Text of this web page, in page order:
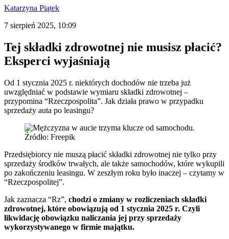
Katarzyna Piątek
7 sierpień 2025, 10:09
Tej składki zdrowotnej nie musisz płacić?
Eksperci wyjaśniają
Od 1 stycznia 2025 r. niektórych dochodów nie trzeba już
uwzględniać w podstawie wymiaru składki zdrowotnej –
przypomina “Rzeczpospolita”. Jak działa prawo w przypadku
sprzedaży auta po leasingu?
Źródło: Freepik
Przedsiębiorcy nie muszą płacić składki zdrowotnej nie tylko przy
sprzedaży środków trwałych, ale także samochodów, które wykupili
po zakończeniu leasingu. W zeszłym roku było inaczej – czytamy w
“Rzeczpospolitej”.
Jak zaznacza “Rz”, chodzi o zmiany w rozliczeniach składki
zdrowotnej, które obowiązują od 1 stycznia 2025 r. Czyli
likwidację obowiązku naliczania jej przy sprzedaży
wykorzystywanego w firmie majątku.